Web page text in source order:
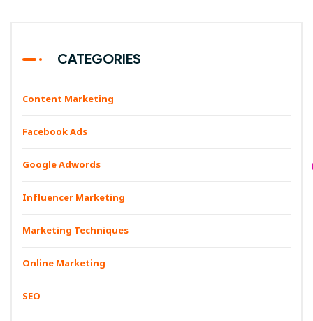
CATEGORIES
Content Marketing
Facebook Ads
Google Adwords
Influencer Marketing
Marketing Techniques
Online Marketing
SEO